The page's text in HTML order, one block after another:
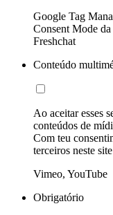
Google Tag
Consent Mode
Freshchat
Conteúdo
Ao aceitar esses
conteúdos de
Com teu
terceiros neste
Vimeo, YouTube
Obrigatório